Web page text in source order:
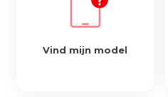
Vind mijn model